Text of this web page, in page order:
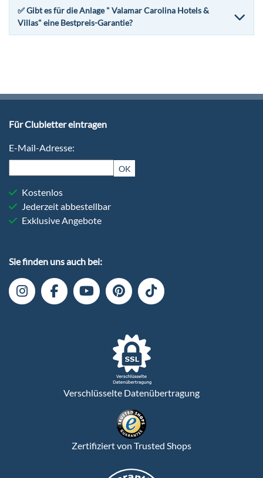
✅ Gibt es für die Anlage " Valamar Carolina Hotels &
Villas" eine Bestpreis-Garantie?
Sie finden uns auch bei:
Verschlüsselte Datenübertragung
Zertifiziert von Trusted Shops
Für Clubletter eintragen
E-Mail-Adresse:
OK
Kostenlos
Jederzeit abbestellbar
Exklusive Angebote